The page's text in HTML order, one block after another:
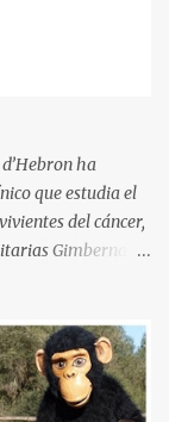
ha
que estudia el
del cáncer,
Gimbernat,
RCPB; la Dra.
del
de Investigación